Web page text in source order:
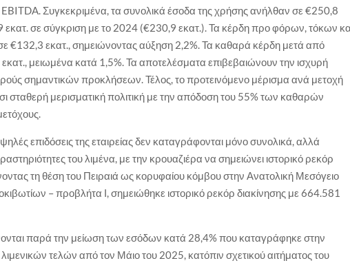
EBITDA. Συγκεκριμένα, τα συνολικά έσοδα της χρήσης ανήλθαν σε €250,8
εκατ. σε σύγκριση με το 2024 (€230,9 εκατ.). Τα κέρδη προ φόρων, τόκων
εκατ., σημειώνοντας αύξηση 2,2%. Τα καθαρά κέρδη μετά από
μειωμένα κατά 1,5%. Τα αποτελέσματα επιβεβαιώνουν την ισχυρή
σημαντικών προκλήσεων. Τέλος, το προτεινόμενο μέρισμα ανά μετοχή
σταθερή μερισματική πολιτική με την απόδοση του 55% των καθαρών
επιδόσεις της εταιρείας δεν καταγράφονται μόνο συνολικά, αλλά
του λιμένα, με την κρουαζιέρα να σημειώνει ιστορικό ρεκόρ
τη θέση του Πειραιά ως κορυφαίου κόμβου στην Ανατολική Μεσόγειο
– προβλήτα Ι, σημειώθηκε ιστορικό ρεκόρ διακίνησης με 664.581
παρά την μείωση των εσόδων κατά 28,4% που καταγράφηκε στην
τελών από τον Μάιο του 2025, κατόπιν σχετικού αιτήματος του